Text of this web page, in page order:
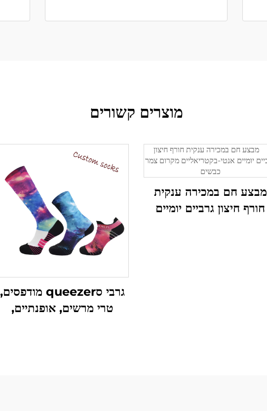
מוצרים קשורים
מבצע חם במכירה ענקית
חורף חיצון גרביים יומיים
גרבי סqueezer מודפסים,
טרי מרשים, אופנתיים,